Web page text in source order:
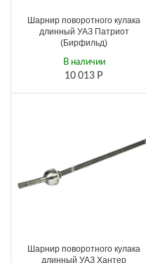
Шарнир поворотного кулака
длинный УАЗ Патриот
(Бирфильд)
10 013 Р
В наличии
Шарнир поворотного кулака
длинный УАЗ Хантер